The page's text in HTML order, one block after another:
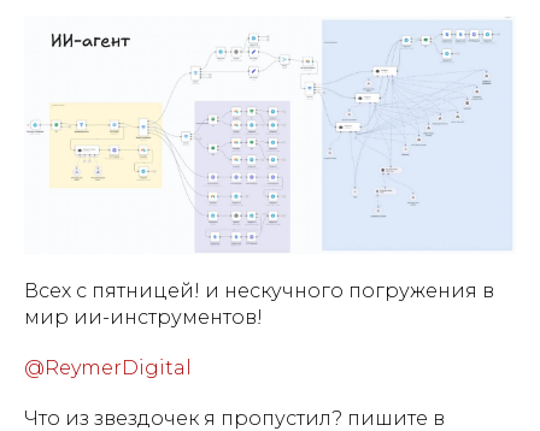
Всех с пятницей! и нескучного погружения в
мир ии-инструментов!
@ReymerDigital
Что из звездочек я пропустил? пишите в